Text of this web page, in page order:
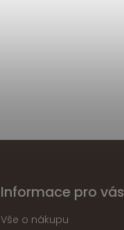
Informace pro vás
Vše o nákupu